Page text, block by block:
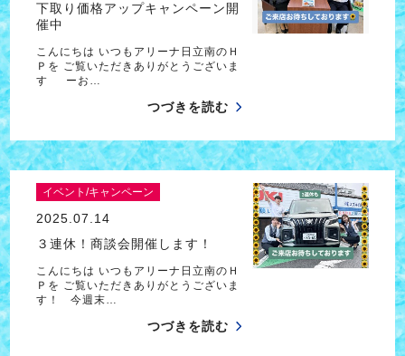
下取り価格アップキャンペーン開
催中
こんにちは いつもアリーナ日立南のＨ
Ｐを ご覧いただきありがとうございま
す ーお…
つづきを読む
イベント/キャンペーン
2025.07.14
３連休！商談会開催します！
こんにちは いつもアリーナ日立南のＨ
Ｐを ご覧いただきありがとうございま
す！ 今週末…
つづきを読む